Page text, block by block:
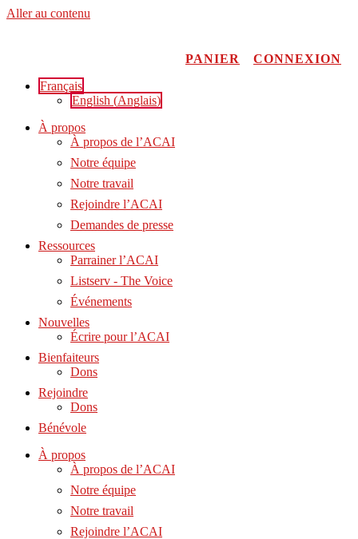
Aller au contenu
PANIER
CONNEXION
Français
English (Anglais)
À propos
À propos de l’ACAI
Notre équipe
Notre travail
Rejoindre l’ACAI
Demandes de presse
Ressources
Parrainer l’ACAI
Listserv - The Voice
Événements
Nouvelles
Écrire pour l’ACAI
Bienfaiteurs
Dons
Rejoindre
Dons
Bénévole
À propos
À propos de l’ACAI
Notre équipe
Notre travail
Rejoindre l’ACAI